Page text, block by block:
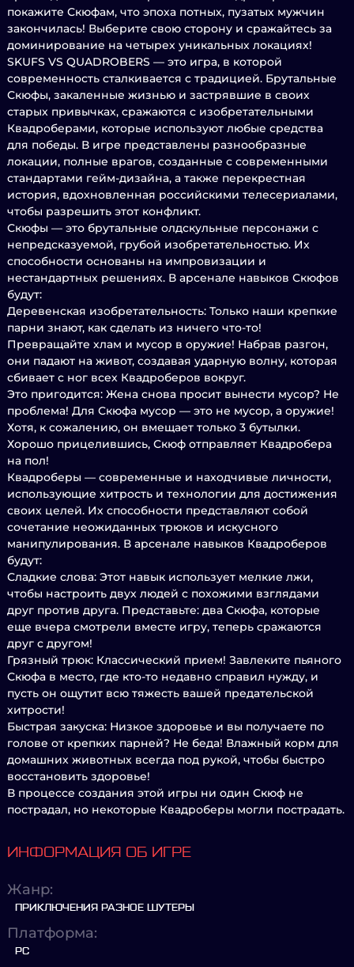
покажите Скюфам, что эпоха потных, пузатых мужчин
закончилась! Выберите свою сторону и сражайтесь за
доминирование на четырех уникальных локациях!
SKUFS VS QUADROBERS — это игра, в которой
современность сталкивается с традицией. Брутальные
Скюфы, закаленные жизнью и застрявшие в своих
старых привычках, сражаются с изобретательными
Квадроберами, которые используют любые средства
для победы. В игре представлены разнообразные
локации, полные врагов, созданные с современными
стандартами гейм-дизайна, а также перекрестная
история, вдохновленная российскими телесериалами,
чтобы разрешить этот конфликт.
Скюфы — это брутальные олдскульные персонажи с
непредсказуемой, грубой изобретательностью. Их
способности основаны на импровизации и
нестандартных решениях. В арсенале навыков Скюфов
будут:
Деревенская изобретательность: Только наши крепкие
парни знают, как сделать из ничего что-то!
Превращайте хлам и мусор в оружие! Набрав разгон,
они падают на живот, создавая ударную волну, которая
сбивает с ног всех Квадроберов вокруг.
Это пригодится: Жена снова просит вынести мусор? Не
проблема! Для Скюфа мусор — это не мусор, а оружие!
Хотя, к сожалению, он вмещает только 3 бутылки.
Хорошо прицелившись, Скюф отправляет Квадробера
на пол!
Квадроберы — современные и находчивые личности,
использующие хитрость и технологии для достижения
своих целей. Их способности представляют собой
сочетание неожиданных трюков и искусного
манипулирования. В арсенале навыков Квадроберов
будут:
Сладкие слова: Этот навык использует мелкие лжи,
чтобы настроить двух людей с похожими взглядами
друг против друга. Представьте: два Скюфа, которые
еще вчера смотрели вместе игру, теперь сражаются
друг с другом!
Грязный трюк: Классический прием! Завлеките пьяного
Скюфа в место, где кто-то недавно справил нужду, и
пусть он ощутит всю тяжесть вашей предательской
хитрости!
Быстрая закуска: Низкое здоровье и вы получаете по
голове от крепких парней? Не беда! Влажный корм для
домашних животных всегда под рукой, чтобы быстро
восстановить здоровье!
В процессе создания этой игры ни один Скюф не
пострадал, но некоторые Квадроберы могли пострадать.
ИНФОРМАЦИЯ ОБ ИГРЕ
Жанр:
ПРИКЛЮЧЕНИЯ РАЗНОЕ ШУТЕРЫ
Платформа:
PC